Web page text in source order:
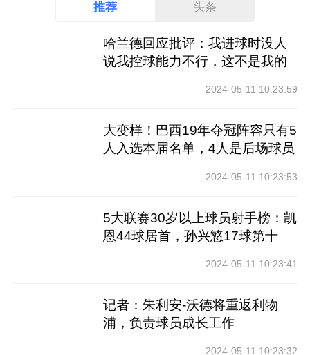
推荐 头条
哈兰德回应批评：我进球时没人
说我控球能力不行，这不是我的
2024-05-11 10:23:59
大变样！巴西19年夺冠阵容只有5
人入选本届名单，4人是后场球员
2024-05-11 10:23:53
5大联赛30岁以上球员射手榜：凯
恩44球居首，孙兴慜17球第十
2024-05-11 10:23:41
记者：朱利安-沃德将重返利物
浦，负责球员成长工作
2024-05-11 10:23:32